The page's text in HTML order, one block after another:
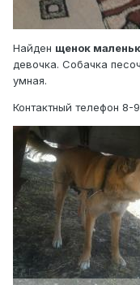
Найден щенок
девочка. Собачка
умная.
Контактный телефон 8-